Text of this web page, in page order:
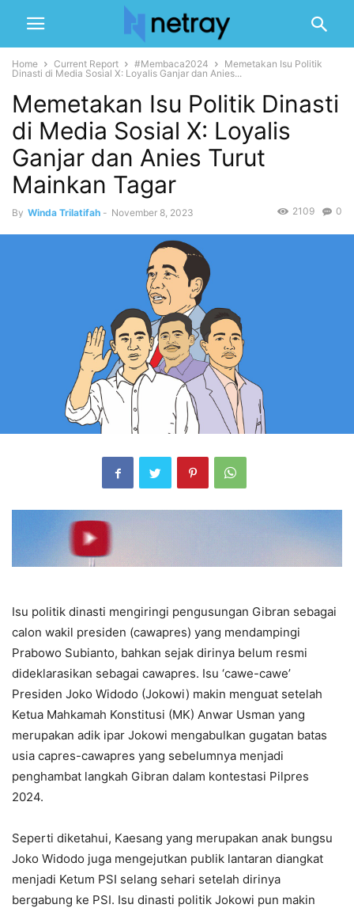
Home Current Report #Membaca2024
Memetakan Isu Politik
Dinasti di Media Sosial X: Loyalis Ganjar dan Anies...
Memetakan Isu Politik Dinasti
di Media Sosial X: Loyalis
Ganjar dan Anies Turut
Mainkan Tagar
By Winda Trilatifah - November 8, 2023 0
2109
Isu politik dinasti mengiringi pengusungan Gibran sebagai
calon wakil presiden (cawapres) yang mendampingi
Prabowo Subianto, bahkan sejak dirinya belum resmi
dideklarasikan sebagai cawapres. Isu ‘cawe-cawe’
Presiden Joko Widodo (Jokowi) makin menguat setelah
Ketua Mahkamah Konstitusi (MK) Anwar Usman yang
merupakan adik ipar Jokowi mengabulkan gugatan batas
usia capres-cawapres yang sebelumnya menjadi
penghambat langkah Gibran dalam kontestasi Pilpres
2024.
Seperti diketahui, Kaesang yang merupakan anak bungsu
Joko Widodo juga mengejutkan publik lantaran diangkat
menjadi Ketum PSI selang sehari setelah dirinya
bergabung ke PSI. Isu dinasti politik Jokowi pun makin